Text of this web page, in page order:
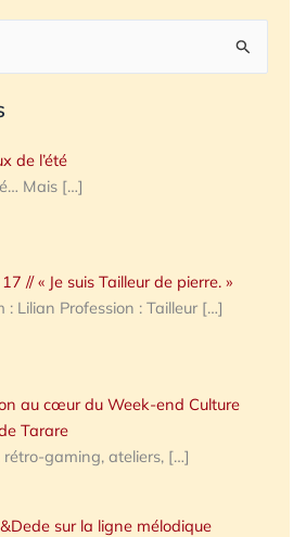
de l’été
Mais […]
// « Je suis Tailleur de pierre. »
: Lilian Profession : Tailleur […]
au cœur du Week-end Culture
Tarare
rétro-gaming, ateliers, […]
sur la ligne mélodique